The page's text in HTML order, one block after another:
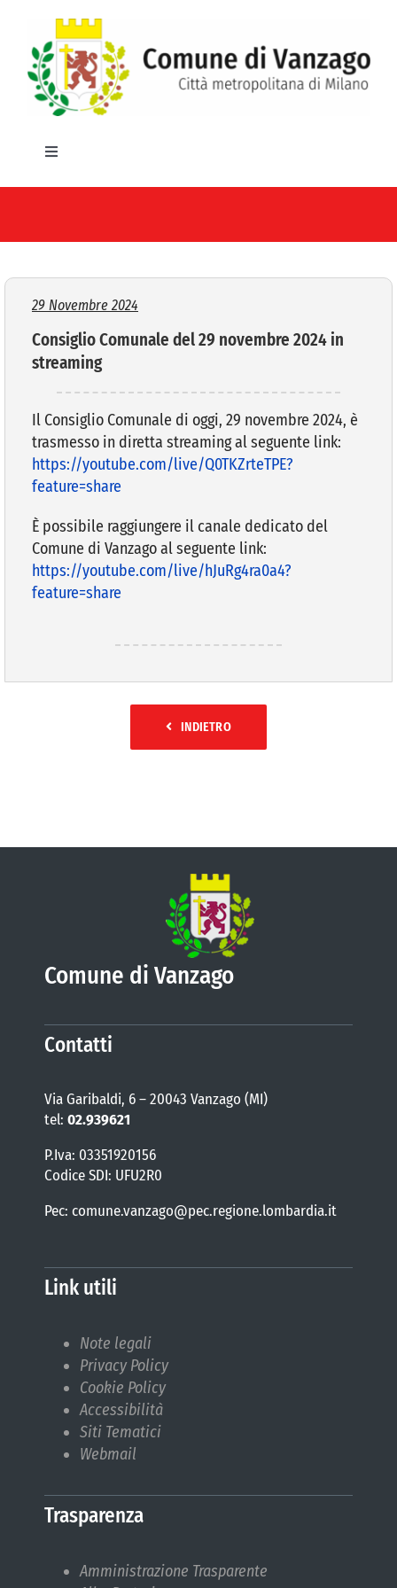
contenuto
Toggle
HOME
IL COMUNE
SERVIZI E UTILITA’
AREE TEMATICHE
VIVERE VANZAGO
COMUNICAZIONE
29 Novembre 2024
Consiglio Comunale del 29 novembre 2024 in
streaming
Il Consiglio Comunale di oggi, 29 novembre 2024, è
trasmesso in diretta streaming al seguente link:
https://youtube.com/live/Q0TKZrteTPE?
feature=share
È possibile raggiungere il canale dedicato del
Comune di Vanzago al seguente link:
https://youtube.com/live/hJuRg4ra0a4?
feature=share
INDIETRO
Comune di Vanzago
Contatti
Via Garibaldi, 6 – 20043 Vanzago (MI)
tel: 02.939621
P.Iva: 03351920156
Codice SDI: UFU2R0
Pec: comune.vanzago@pec.regione.lombardia.it
Link utili
Note legali
Privacy Policy
Cookie Policy
Accessibilità
Siti Tematici
Webmail
Trasparenza
Amministrazione Trasparente